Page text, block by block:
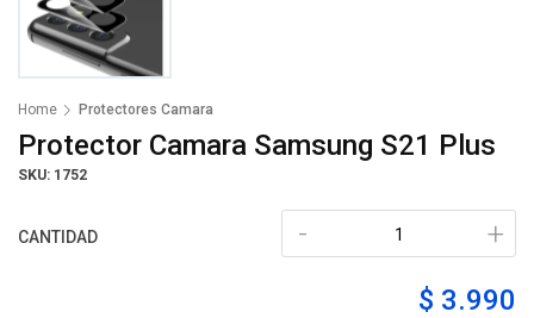
Home Protectores Camara
Protector Camara Samsung S21 Plus
SKU: 1752
CANTIDAD +
-
$ 3.990